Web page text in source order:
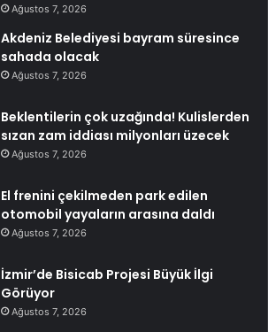
Ağustos 7, 2026
Akdeniz Belediyesi bayram süresince
sahada olacak
Ağustos 7, 2026
Beklentilerin çok uzağında! Kulislerden
sızan zam iddiası milyonları üzecek
Ağustos 7, 2026
El frenini çekilmeden park edilen
otomobil yayaların arasına daldı
Ağustos 7, 2026
İzmir’de Bisicab Projesi Büyük İlgi
Görüyor
Ağustos 7, 2026